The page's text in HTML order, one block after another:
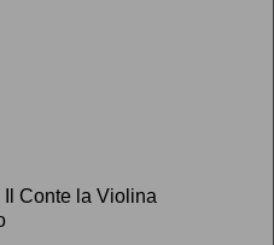
Conte la Violina